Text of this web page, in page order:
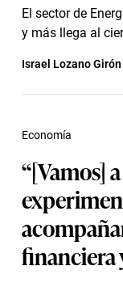
El sector de
y más llega al
Israel Lozano Girón
“[Vamos]
financiera
Economía